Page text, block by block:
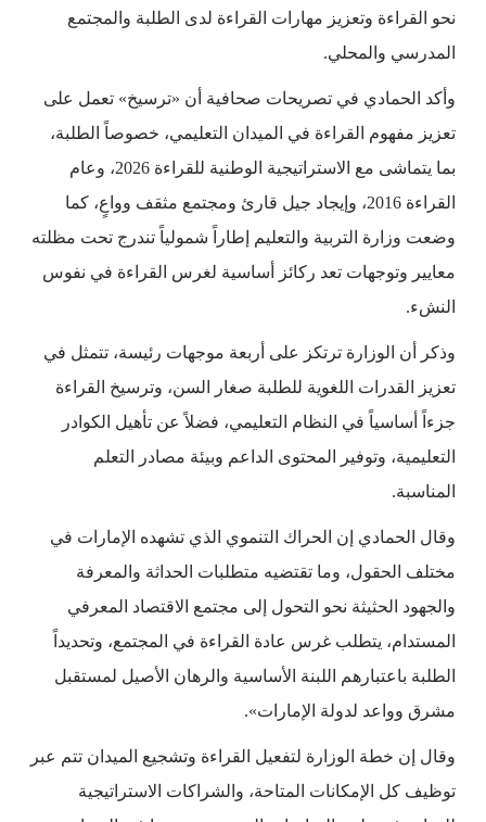
نحو القراءة وتعزيز مهارات القراءة لدى الطلبة والمجتمع
المدرسي والمحلي.
وأكد الحمادي في تصريحات صحافية أن «ترسيخ» تعمل على
تعزيز مفهوم القراءة في الميدان التعليمي، خصوصاً الطلبة،
بما يتماشى مع الاستراتيجية الوطنية للقراءة 2026، وعام
القراءة 2016، وإيجاد جيل قارئ ومجتمع مثقف وواعٍ، كما
وضعت وزارة التربية والتعليم إطاراً شمولياً تندرج تحت مظلته
معايير وتوجهات تعد ركائز أساسية لغرس القراءة في نفوس
النشء.
وذكر أن الوزارة ترتكز على أربعة موجهات رئيسة، تتمثل في
تعزيز القدرات اللغوية للطلبة صغار السن، وترسيخ القراءة
جزءاً أساسياً في النظام التعليمي، فضلاً عن تأهيل الكوادر
التعليمية، وتوفير المحتوى الداعم وبيئة مصادر التعلم
المناسبة.
وقال الحمادي إن الحراك التنموي الذي تشهده الإمارات في
مختلف الحقول، وما تقتضيه متطلبات الحداثة والمعرفة
والجهود الحثيثة نحو التحول إلى مجتمع الاقتصاد المعرفي
المستدام، يتطلب غرس عادة القراءة في المجتمع، وتحديداً
الطلبة باعتبارهم اللبنة الأساسية والرهان الأصيل لمستقبل
مشرق وواعد لدولة الإمارات».
وقال إن خطة الوزارة لتفعيل القراءة وتشجيع الميدان تتم عبر
توظيف كل الإمكانات المتاحة، والشراكات الاستراتيجية